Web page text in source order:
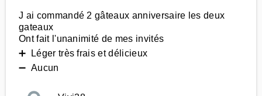
J ai commandé 2 gâteaux anniversaire les deux
gateaux
Ont fait l'unanimité de mes invités
➕ Léger très frais et délicieux
➖ Aucun